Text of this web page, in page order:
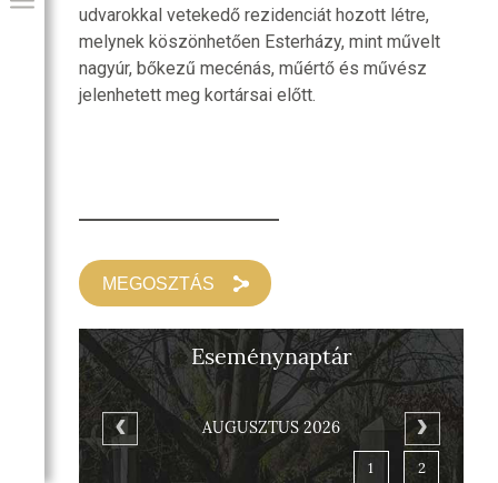
PROGRAM
udvarokkal vetekedő rezidenciát hozott létre,
melynek köszönhetően Esterházy, mint művelt
nagyúr, bőkezű mecénás, műértő és művész
jelenhetett meg kortársai előtt.
MEGOSZTÁS
Eseménynaptár
AUGUSZTUS 2026
1 2